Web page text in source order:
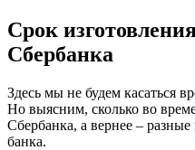
Срок
Сбербанка
Здесь мы не будем касаться
Но выясним, сколько во
Сбербанка, а вернее –
банка.